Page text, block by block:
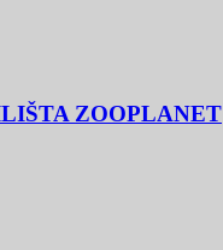
ZOOPLANET